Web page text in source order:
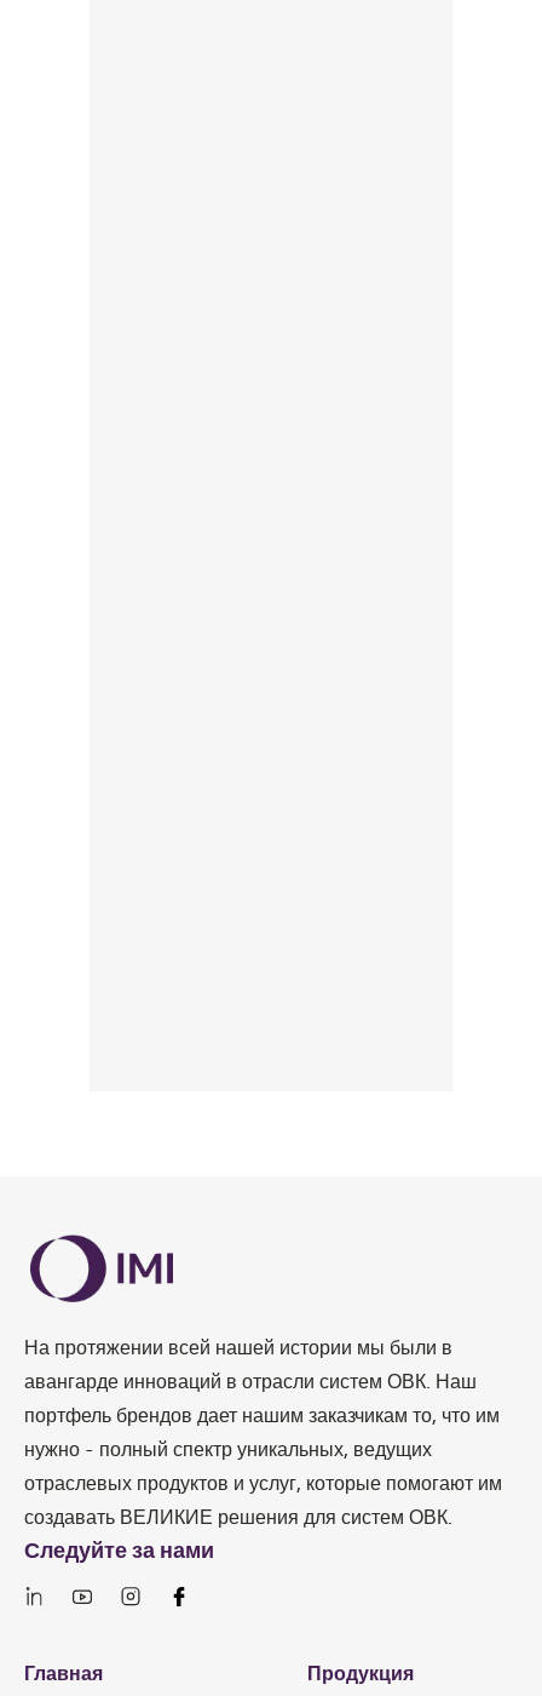
На протяжении всей нашей истории мы были в
авангарде инноваций в отрасли систем ОВК. Наш
портфель брендов дает нашим заказчикам то, что им
нужно - полный спектр уникальных, ведущих
отраслевых продуктов и услуг, которые помогают им
создавать ВЕЛИКИЕ решения для систем ОВК.
Links
Главная Продукция
Следуйте за нами